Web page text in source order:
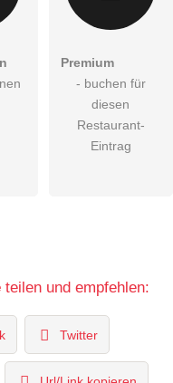
Premium
- buchen für
diesen
Restaurant-
Eintrag
teilen und empfehlen:
Twitter